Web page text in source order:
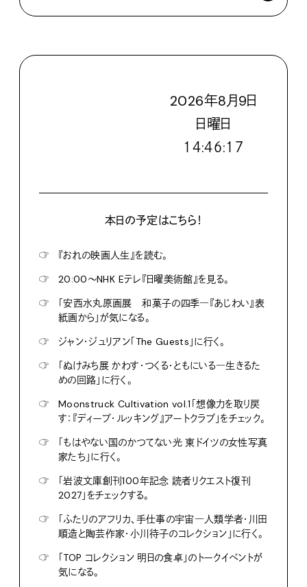
2026年8月9日
日曜日
１４:４６:１８
本日の予定はこちら！
☞
『おれの映画人生』を読む。
☞
20:00〜NHK Eテレ『日曜美術館』を見る。
☞
「安西水丸原画展 和菓子の四季―『あじわい』表
紙画から」が気になる。
☞
ジャン・ジュリアン「The Guests」に行く。
☞
「ぬけみち展 かわす・つくる・ともにいる―生きるた
めの回路」に行く。
☞
Moonstruck Cultivation vol.1「想像力を取り戻
す：『ディープ・ルッキング』アートクラブ」をチェック。
☞
「もはやない国のかつてない光 東ドイツの女性写真
家たち」に行く。
☞
「岩波文庫創刊100年記念 読者リクエスト復刊
2027」をチェックする。
☞
「ふたりのアフリカ、手仕事の宇宙―人類学者・川田
順造と陶芸作家・小川待子のコレクション」に行く。
☞
「TOP コレクション 明日の食卓」のトークイベントが
気になる。